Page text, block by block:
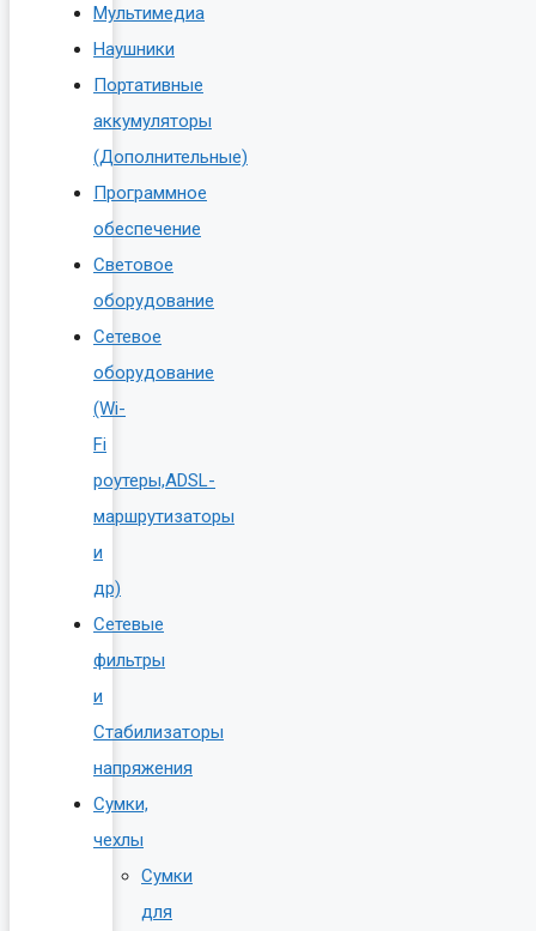
Мультимедиа
Наушники
Портативные
аккумуляторы
(Дополнительные)
Программное
обеспечение
Световое
оборудование
Сетевое
оборудование
(Wi-
Fi
роутеры,ADSL-
маршрутизаторы
и
др)
Сетевые
фильтры
и
Стабилизаторы
напряжения
Сумки,
чехлы
Сумки
для